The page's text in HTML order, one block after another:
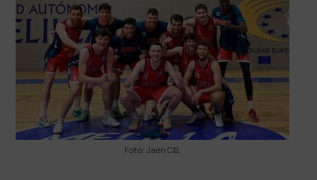
Foto: Jaén CB.